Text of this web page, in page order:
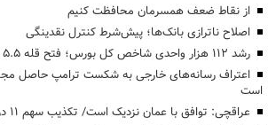
از نقاط ضعف همسرمان محافظت کنیم
اصلاح ناترازی بانک‌ها؛ پیش‌شرط کنترل نقدینگی
رشد ۱۱۲ هزار واحدی شاخص کل بورس؛ فتح قله ۵.۵ میلیون واحدی
اعتراف رسانه‌های خارجی به شکست ترامپ حاصل
است
عراقچی: توافق با عمان نزدیک است/ تکذیب سهم ۱۱ درصدی ایران از خزر